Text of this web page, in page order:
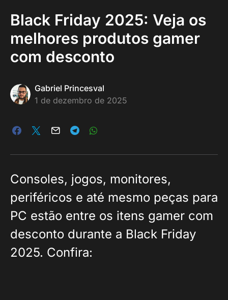
Black Friday 2025: Veja os
melhores produtos gamer
com desconto
Gabriel Princesval
1 de dezembro de 2025
Consoles, jogos, monitores,
periféricos e até mesmo peças para
PC estão entre os itens gamer com
desconto durante a Black Friday
2025. Confira: